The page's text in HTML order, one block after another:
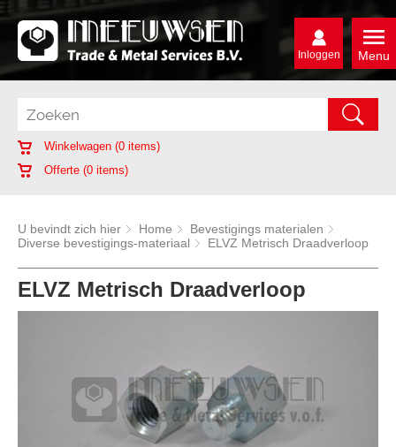
Menu
Inloggen
Winkelwagen (0 items)
Offerte (0 items)
U bevindt zich hier Home
Bevestigings materialen
Diverse bevestigings-materiaal
ELVZ Metrisch Draadverloop
ELVZ Metrisch Draadverloop